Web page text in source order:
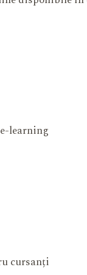
learning
cursanți